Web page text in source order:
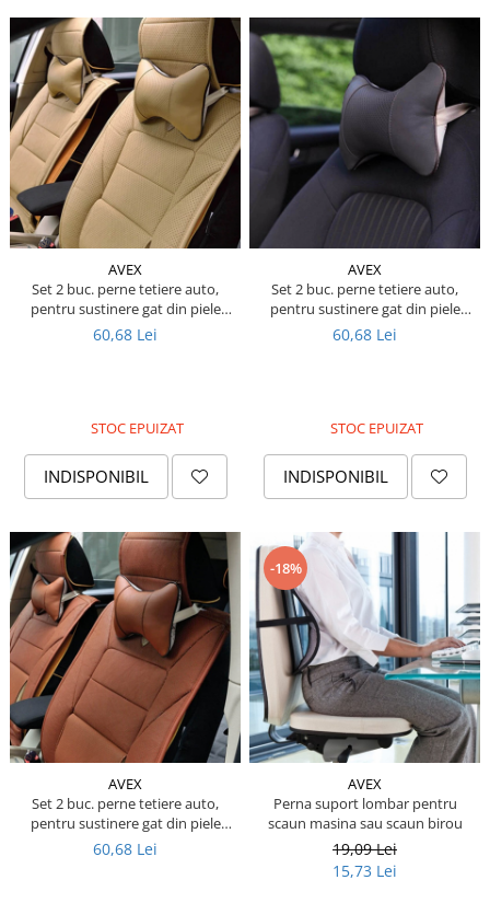
Kassbohrer
Piese Slanzi
Piese Caruelle
Piese Tecnoma
Piese Multicar
Piese Eder
Piese Schliesing
Piese Schilter
Piese Poltraz
Piese Palfinger
Piese Guldner
Piese Fini
Piese Busch
Piese Alpin Dumper
Piese Green Power
Piese Wulff
Piese Schiltrac
Piese Isuzu
Piese Ostler
Piese Rufener
Piese Rapid
AVEX
Set 2 buc. perne tetiere auto,
pentru sustinere gat din piele
ecologica, culoare BEJ
60,68 Lei
STOC EPUIZAT
INDISPONIBIL
AVEX
Set 2 buc. perne tetiere auto,
pentru sustinere gat din piele
ecologica, culoare GRI INCHIS
60,68 Lei
STOC EPUIZAT
INDISPONIBIL
AVEX
Set 2 buc. perne tetiere auto,
pentru sustinere gat din piele
ecologica, culoare MARO
60,68 Lei
-18%
AVEX
Perna suport lombar pentru
scaun masina sau scaun birou
19,09 Lei
15,73 Lei